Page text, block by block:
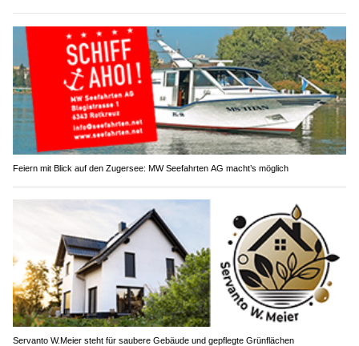
Feiern mit Blick auf den Zugersee: MW Seefahrten AG macht’s möglich
Servanto W.Meier steht für saubere Gebäude und gepflegte Grünflächen